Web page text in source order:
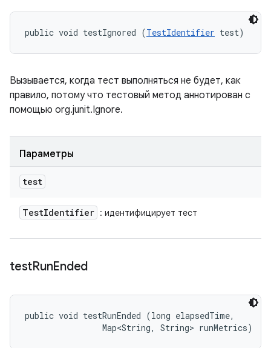
public void testIgnored (TestIdentifier test)
Вызывается, когда тест выполняться не будет, как
правило, потому что тестовый метод аннотирован с
помощью org.junit.Ignore.
Параметры
test
TestIdentifier : идентифицирует тест
testRunEnded
public void testRunEnded (long elapsedTime,
                Map<String, String> runMetrics)